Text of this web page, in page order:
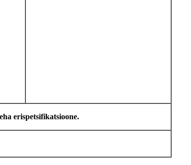
erispetsifikatsioone.